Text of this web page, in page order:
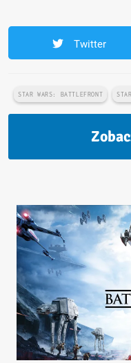
Twitter
STAR WARS: BATTLEFRONT